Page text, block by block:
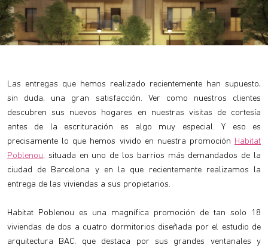
Las entregas que hemos realizado recientemente han supuesto,
sin duda, una gran satisfacción. Ver como nuestros clientes
descubren sus nuevos hogares en nuestras visitas de cortesía
antes de la escrituración es algo muy especial. Y eso es
precisamente lo que hemos vivido en nuestra promoción Habitat
Poblenou, situada en uno de los barrios más demandados de la
ciudad de Barcelona y en la que recientemente realizamos la
entrega de las viviendas a sus propietarios.
Habitat Poblenou es una magnífica promoción de tan solo 18
viviendas de dos a cuatro dormitorios diseñada por el estudio de
arquitectura BAC, que destaca por sus grandes ventanales y